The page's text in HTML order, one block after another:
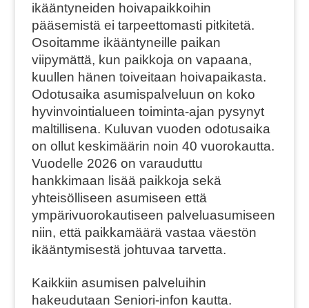
ikääntyneiden hoivapaikkoihin
pääsemistä ei tarpeettomasti pitkitetä.
Osoitamme ikääntyneille paikan
viipymättä, kun paikkoja on vapaana,
kuullen hänen toiveitaan hoivapaikasta.
Odotusaika asumispalveluun on koko
hyvinvointialueen toiminta-ajan pysynyt
maltillisena. Kuluvan vuoden odotusaika
on ollut keskimäärin noin 40 vuorokautta.
Vuodelle 2026 on varauduttu
hankkimaan lisää paikkoja sekä
yhteisölliseen asumiseen että
ympärivuorokautiseen palveluasumiseen
niin, että paikkamäärä vastaa väestön
ikääntymisestä johtuvaa tarvetta.
Kaikkiin asumisen palveluihin
hakeudutaan Seniori-infon kautta.